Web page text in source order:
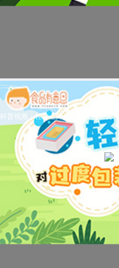
科普视频：轻装上阵，对过度包装说“